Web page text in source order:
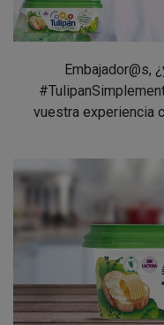
Embajador@s,
vuestra experiencia